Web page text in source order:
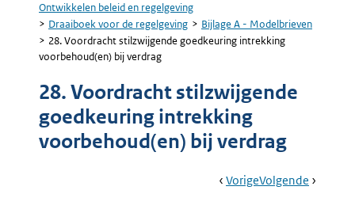
Kruimelpad
Ontwikkelen beleid en regelgeving
Draaiboek voor de regelgeving
Bijlage A - Modelbrieven
28. Voordracht stilzwijgende goedkeuring intrekking
voorbehoud(en) bij verdrag
28. Voordracht stilzwijgende
goedkeuring intrekking
voorbehoud(en) bij verdrag
Book
Ga
VorigePagina:
Ga
Volgende Pagina: